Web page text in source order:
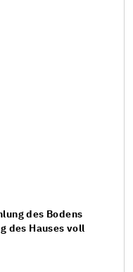
des Bodens
des Hauses voll